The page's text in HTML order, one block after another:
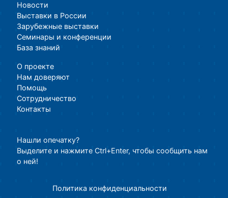
Новости
Выставки в России
Зарубежные выставки
Семинары и конференции
База знаний
О проекте
Нам доверяют
Помощь
Сотрудничество
Контакты
Нашли опечатку?
Выделите и нажмите Ctrl+Enter, чтобы сообщить нам
о ней!
Политика конфиденциальности